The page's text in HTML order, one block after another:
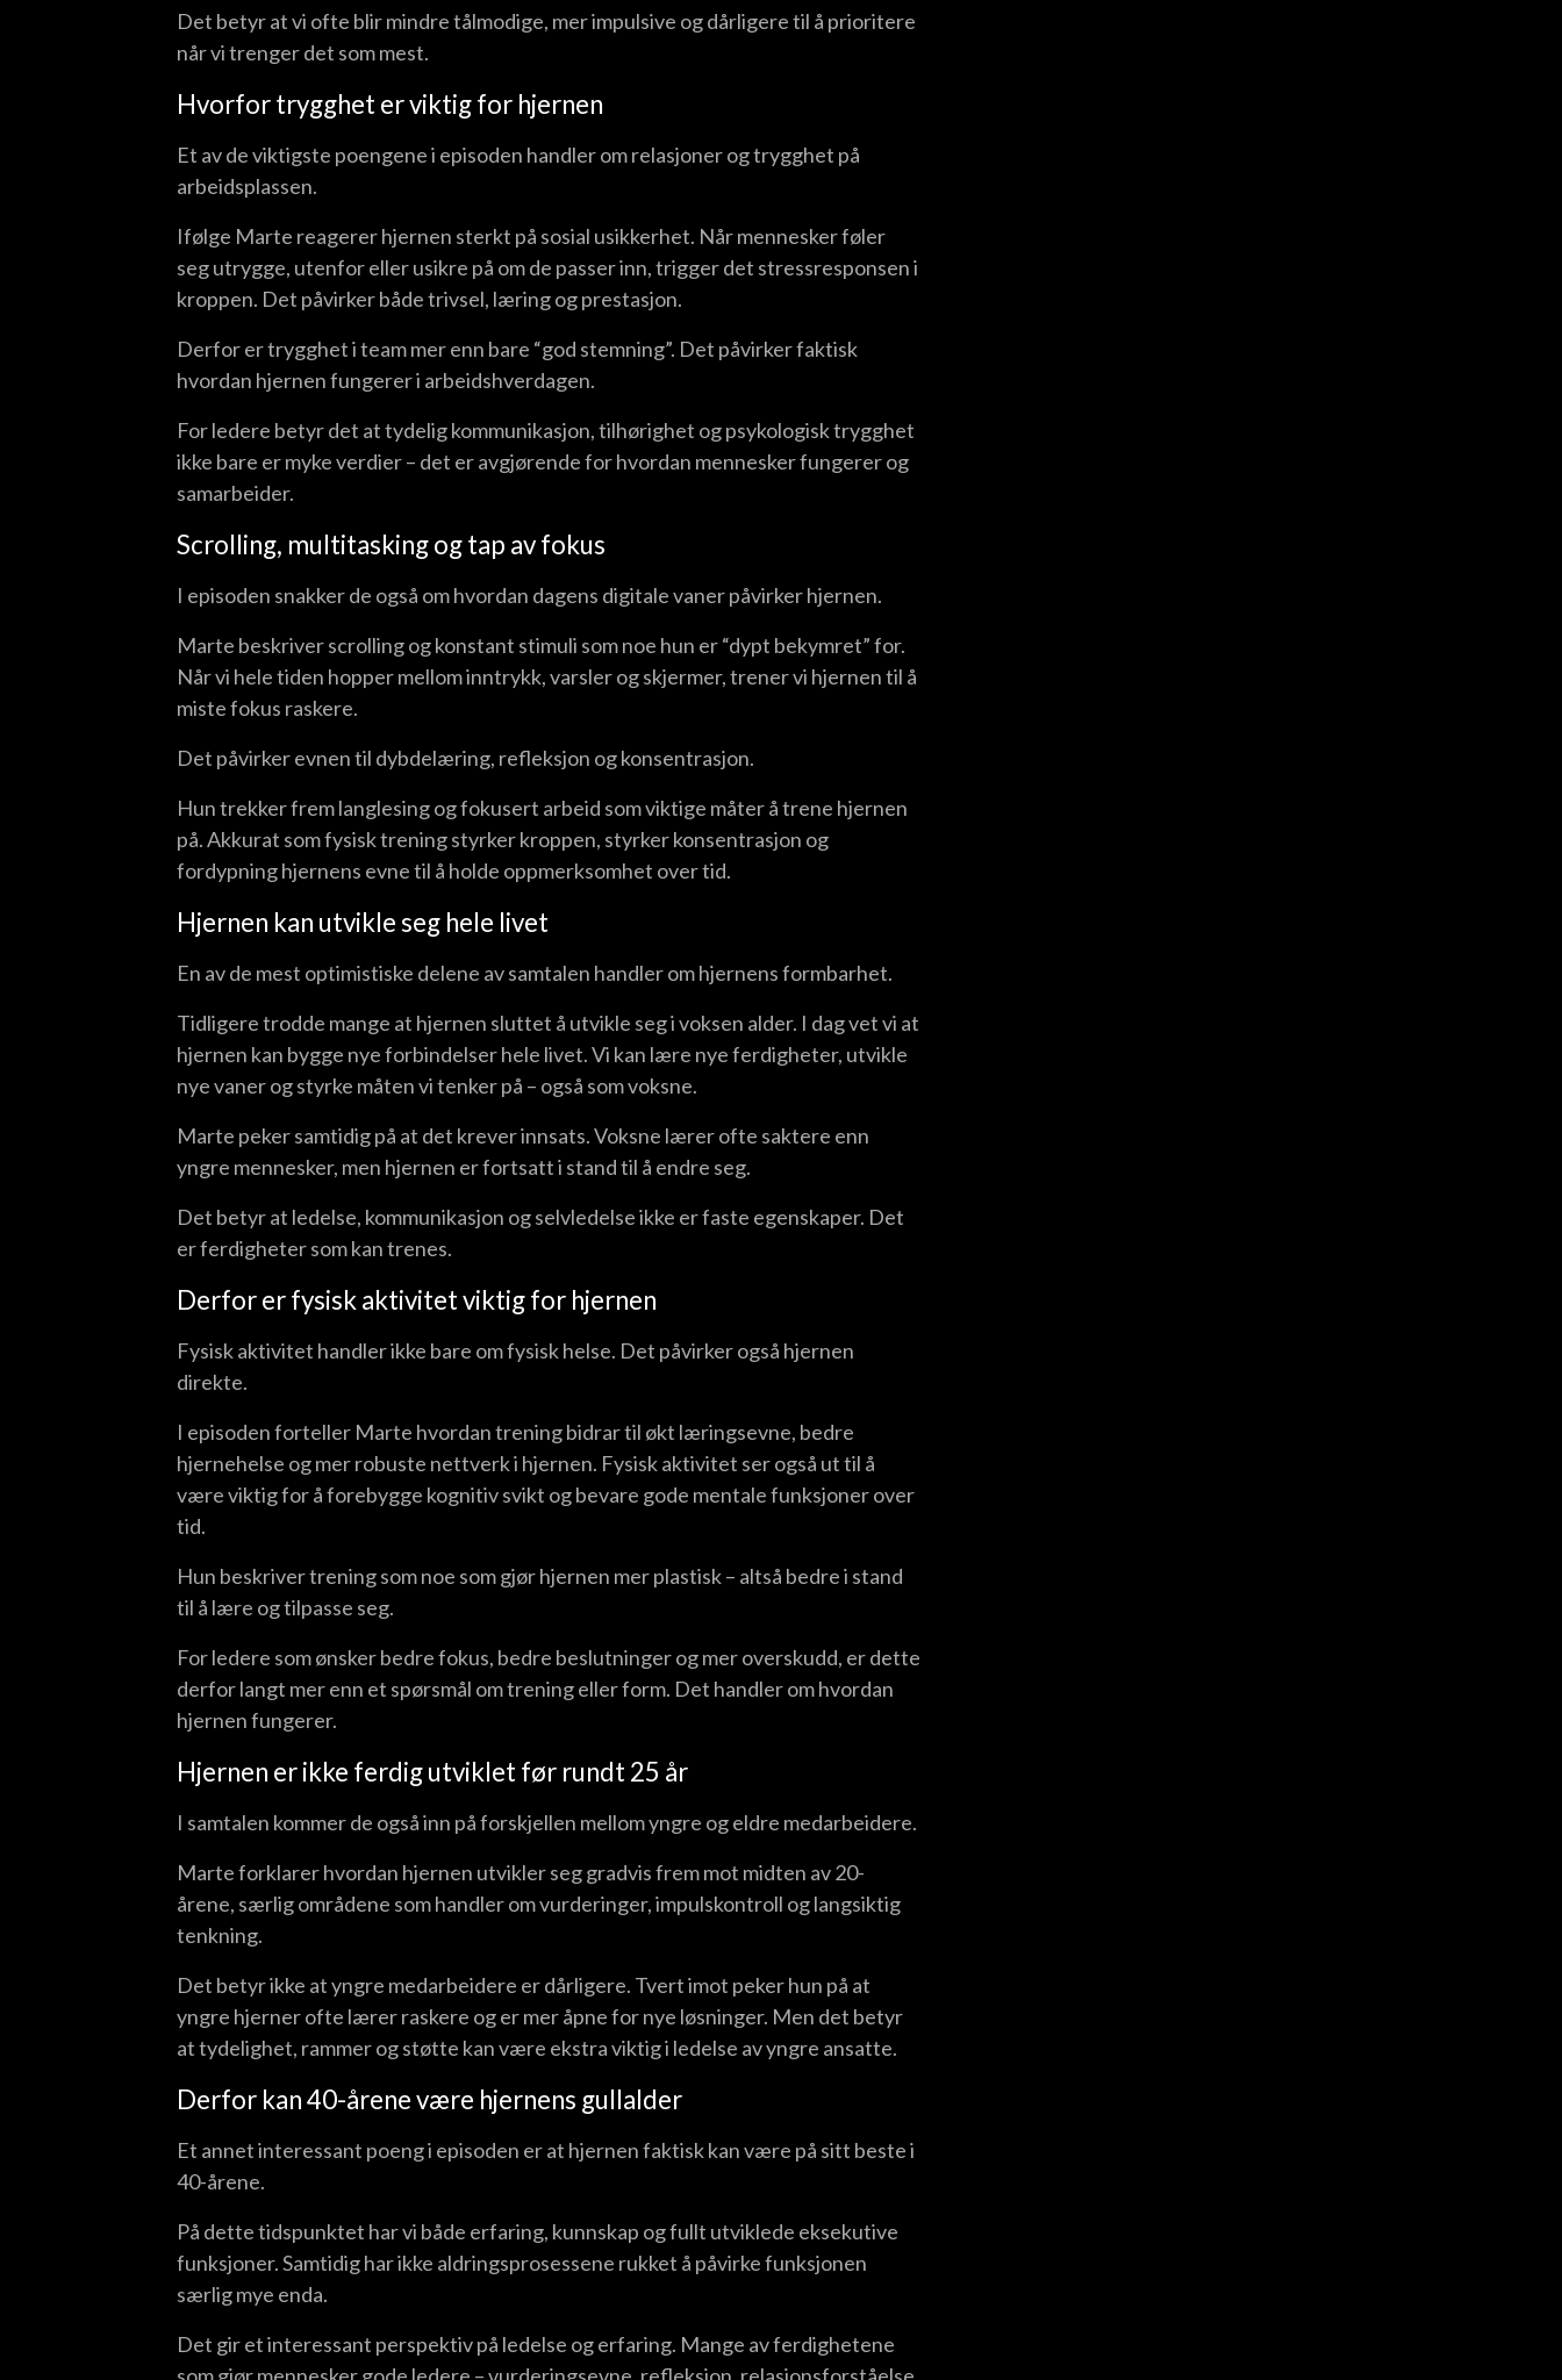
Det betyr at vi ofte blir mindre tålmodige, mer impulsive og dårligere til å prioritere
når vi trenger det som mest.
Hvorfor trygghet er viktig for hjernen
Et av de viktigste poengene i episoden handler om relasjoner og trygghet på
arbeidsplassen.
Ifølge Marte reagerer hjernen sterkt på sosial usikkerhet. Når mennesker føler
seg utrygge, utenfor eller usikre på om de passer inn, trigger det stressresponsen i
kroppen. Det påvirker både trivsel, læring og prestasjon.
Derfor er trygghet i team mer enn bare “god stemning”. Det påvirker faktisk
hvordan hjernen fungerer i arbeidshverdagen.
For ledere betyr det at tydelig kommunikasjon, tilhørighet og psykologisk trygghet
ikke bare er myke verdier – det er avgjørende for hvordan mennesker fungerer og
samarbeider.
Scrolling, multitasking og tap av fokus
I episoden snakker de også om hvordan dagens digitale vaner påvirker hjernen.
Marte beskriver scrolling og konstant stimuli som noe hun er “dypt bekymret” for.
Når vi hele tiden hopper mellom inntrykk, varsler og skjermer, trener vi hjernen til å
miste fokus raskere.
Det påvirker evnen til dybdelæring, refleksjon og konsentrasjon.
Hun trekker frem langlesing og fokusert arbeid som viktige måter å trene hjernen
på. Akkurat som fysisk trening styrker kroppen, styrker konsentrasjon og
fordypning hjernens evne til å holde oppmerksomhet over tid.
Hjernen kan utvikle seg hele livet
En av de mest optimistiske delene av samtalen handler om hjernens formbarhet.
Tidligere trodde mange at hjernen sluttet å utvikle seg i voksen alder. I dag vet vi at
hjernen kan bygge nye forbindelser hele livet. Vi kan lære nye ferdigheter, utvikle
nye vaner og styrke måten vi tenker på – også som voksne.
Marte peker samtidig på at det krever innsats. Voksne lærer ofte saktere enn
yngre mennesker, men hjernen er fortsatt i stand til å endre seg.
Det betyr at ledelse, kommunikasjon og selvledelse ikke er faste egenskaper. Det
er ferdigheter som kan trenes.
Derfor er fysisk aktivitet viktig for hjernen
Fysisk aktivitet handler ikke bare om fysisk helse. Det påvirker også hjernen
direkte.
I episoden forteller Marte hvordan trening bidrar til økt læringsevne, bedre
hjernehelse og mer robuste nettverk i hjernen. Fysisk aktivitet ser også ut til å
være viktig for å forebygge kognitiv svikt og bevare gode mentale funksjoner over
tid.
Hun beskriver trening som noe som gjør hjernen mer plastisk – altså bedre i stand
til å lære og tilpasse seg.
For ledere som ønsker bedre fokus, bedre beslutninger og mer overskudd, er dette
derfor langt mer enn et spørsmål om trening eller form. Det handler om hvordan
hjernen fungerer.
Hjernen er ikke ferdig utviklet før rundt 25 år
I samtalen kommer de også inn på forskjellen mellom yngre og eldre medarbeidere.
Marte forklarer hvordan hjernen utvikler seg gradvis frem mot midten av 20-
årene, særlig områdene som handler om vurderinger, impulskontroll og langsiktig
tenkning.
Det betyr ikke at yngre medarbeidere er dårligere. Tvert imot peker hun på at
yngre hjerner ofte lærer raskere og er mer åpne for nye løsninger. Men det betyr
at tydelighet, rammer og støtte kan være ekstra viktig i ledelse av yngre ansatte.
Derfor kan 40-årene være hjernens gullalder
Et annet interessant poeng i episoden er at hjernen faktisk kan være på sitt beste i
40-årene.
På dette tidspunktet har vi både erfaring, kunnskap og fullt utviklede eksekutive
funksjoner. Samtidig har ikke aldringsprosessene rukket å påvirke funksjonen
særlig mye enda.
Det gir et interessant perspektiv på ledelse og erfaring. Mange av ferdighetene